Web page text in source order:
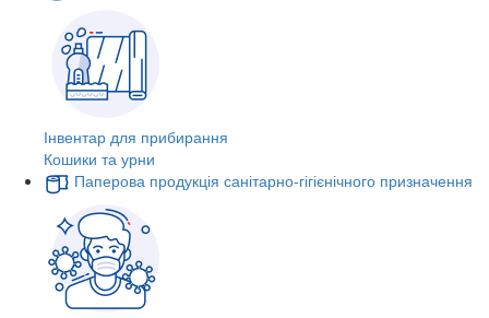
Інвентар для прибирання
Кошики та урни
Паперова продукція санітарно-гігієнічного призначення